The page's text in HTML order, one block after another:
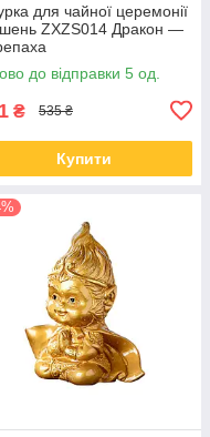
для чайної церемонії
ZXZS014 Дракон —
до відправки 5 од.
₴ 535 ₴
Купити